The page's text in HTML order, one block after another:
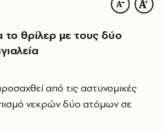
το θρίλερ με τους δύο
νεκρών δύο ατόμων σε